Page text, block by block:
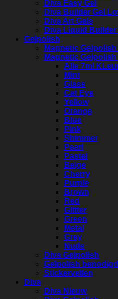
Diva Easy Gel
Diva Builder Gel
Diva Art Gels
Diva Liquid Builder
Gelpolish
Magnetic Gelpolish
Magnetic Gelpolish
Alle 7ml
Mint
Glass
Cat Eye
Yellow
Orange
Blue
Pink
Shimmer
Pearl
Pastel
Beige
Cherry
Purple
Brown
Red
Glitter
Green
Metal
Grey
Nude
Diva Gelpolish
Gelpolish
Stickervellen
Diva
Diva Nieuw